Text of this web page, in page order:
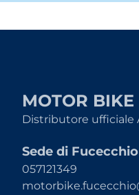
MOTOR BIKE
Distributore ufficiale
Sede di Fucecchio
057121349